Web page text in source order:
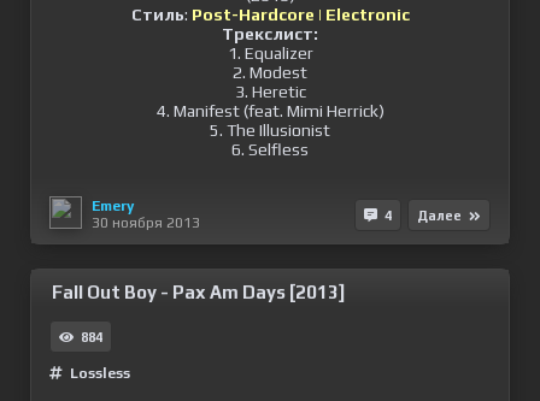
Стиль: Post-Hardcore | Electronic
Трекcлист:
1. Equalizer
2. Modest
3. Heretic
4. Manifest (feat. Mimi Herrick)
5. The Illusionist
6. Selfless
Emery
30 ноября 2013
4 Далее
Fall Out Boy - Pax Am Days [2013]
884
Lossless